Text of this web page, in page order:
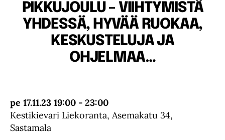
PIKKUJOULU – VIIHTYMISTÄ
YHDESSÄ, HYVÄÄ RUOKAA,
KESKUSTELUJA JA
OHJELMAA…
pe 17.11.23 19:00 - 23:00
Kestikievari Liekoranta, Asemakatu 34,
Sastamala